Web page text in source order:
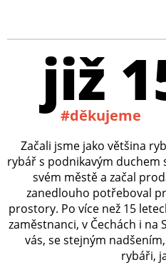
již
#děkujeme
Začali jsme jako většina
rybář s podnikavým duchem
svém městě a začal
zanedlouho potřeboval
prostory. Po více než 15
zaměstnanci, v Čechách i na
vás, se stejným
rybáři,